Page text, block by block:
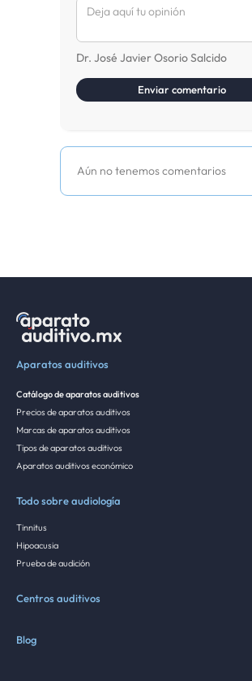
Dr. José Javier Osorio Salcido
Aún no tenemos comentarios
Aparatos auditivos
Catálogo de aparatos auditivos
Precios de aparatos auditivos
Marcas de aparatos auditivos
Tipos de aparatos auditivos
Aparatos auditivos económico
Todo sobre audiología
Tinnitus
Hipoacusia
Prueba de audición
Centros auditivos
Blog